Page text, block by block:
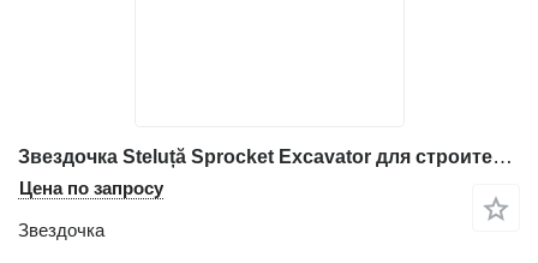
Звездочка Steluță Sprocket Excavator для строительной техники Volvo EC160, EC240, EC330, EC360
Цена по запросу
Звездочка